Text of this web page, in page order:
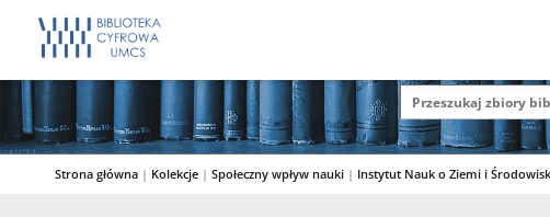
Strona główna | Kolekcje | Społeczny wpływ nauki | Instytut Nauk o Ziemi i